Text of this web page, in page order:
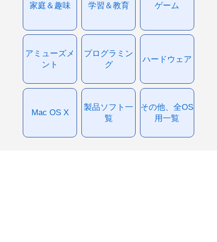
家庭＆趣味 学習＆教育 ゲーム
アミューズメ
ント
プログラミン
グ
ハードウェア
Mac OS X
製品ソフト一
覧
その他、全OS
用一覧